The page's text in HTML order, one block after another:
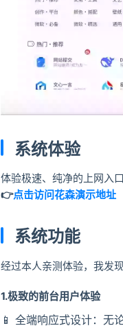
系统体验
体验极速、纯净的上网入
👉点击访问花森演示地址
系统功能
经过本人亲测体验，我发
1.极致的前台用户体验
📱 全端响应式设计：无